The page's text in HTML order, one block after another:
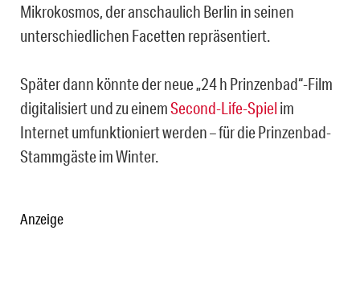
Mikrokosmos, der anschaulich Berlin in seinen
unterschiedlichen Facetten repräsentiert.
Später dann könnte der neue „24 h Prinzenbad“-Film
digitalisiert und zu einemSecond-Life-Spiel im
Internet umfunktioniert werden – für die Prinzenbad-
Stammgäste im Winter.
Anzeige